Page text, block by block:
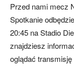
Przed nami mecz
Spotkanie
20:45 na Stadio
znajdziesz
oglądać